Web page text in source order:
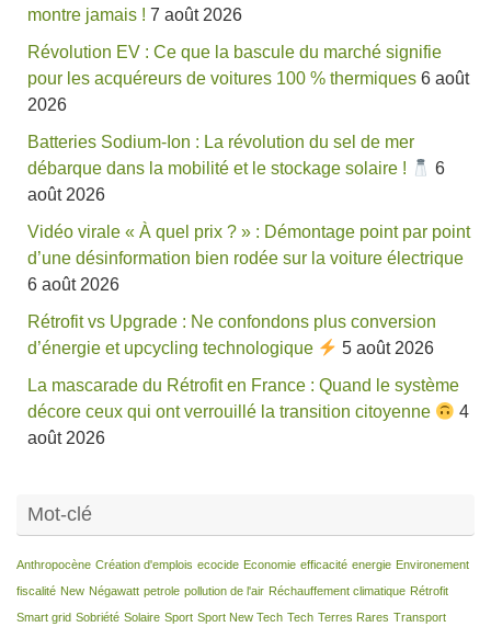
montre jamais ! 7 août 2026
Révolution EV : Ce que la bascule du marché signifie
pour les acquéreurs de voitures 100 % thermiques 6 août
2026
Batteries Sodium-Ion : La révolution du sel de mer
débarque dans la mobilité et le stockage solaire !
6
août 2026
Vidéo virale « À quel prix ? » : Démontage point par point
d’une désinformation bien rodée sur la voiture électrique
6 août 2026
Rétrofit vs Upgrade : Ne confondons plus conversion
d’énergie et upcycling technologique
5 août 2026
La mascarade du Rétrofit en France : Quand le système
décore ceux qui ont verrouillé la transition citoyenne
4
août 2026
Mot-clé
Anthropocène Création d'emplois ecocide Economie efficacité energie Environement
fiscalité New Négawatt petrole pollution de l'air Réchauffement climatique Rétrofit
Smart grid Sobriété Solaire Sport Sport New Tech Tech Terres Rares Transport